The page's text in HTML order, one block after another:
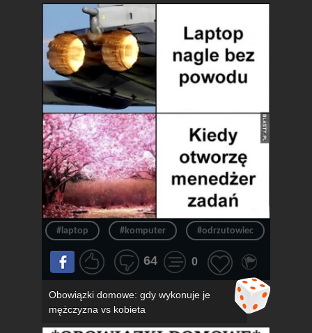
#laptop #komputer #odrzutowiec
64 0
Obowiązki domowe: gdy wykonuje je
mężczyzna vs kobieta